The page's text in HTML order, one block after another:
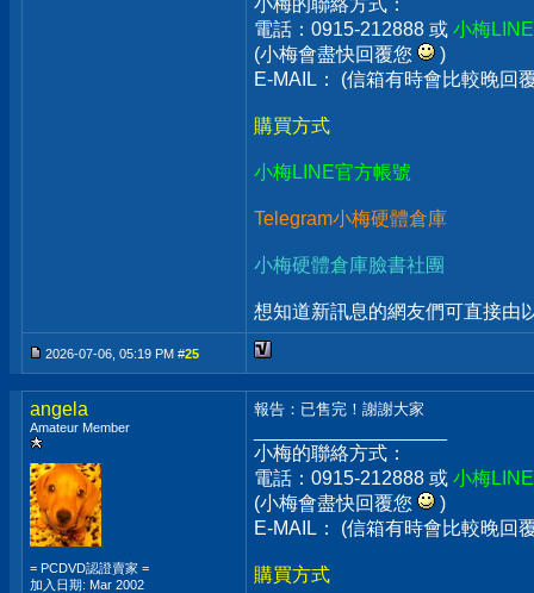
小梅的聯絡方式：
電話：0915-212888 或 小梅
(小梅會盡快回覆您
)
E-MAIL： (信箱有時會比較晚回
購買方式
小梅LINE官方帳號
Telegram小梅硬體倉庫
小梅硬體倉庫臉書社團
想知道新訊息的網友們可直接由
2026-07-06, 05:19 PM #25
angela
Amateur Member
= PCDVD認證賣家 =
加入日期: Mar 2002
報告：已售完！謝謝大家
小梅的聯絡方式：
電話：0915-212888 或 小梅
(小梅會盡快回覆您
)
E-MAIL： (信箱有時會比較晚回
購買方式